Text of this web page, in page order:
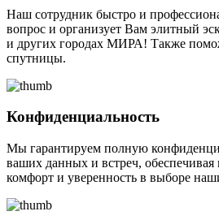
Наш сотрудник быстро и
вопрос и организует Вам элитный
и других городах МИРА! Также
спутницы.
Конфиденциальность
Мы гарантируем полную
ваших данных и встреч,
комфорт и уверенность в выборе